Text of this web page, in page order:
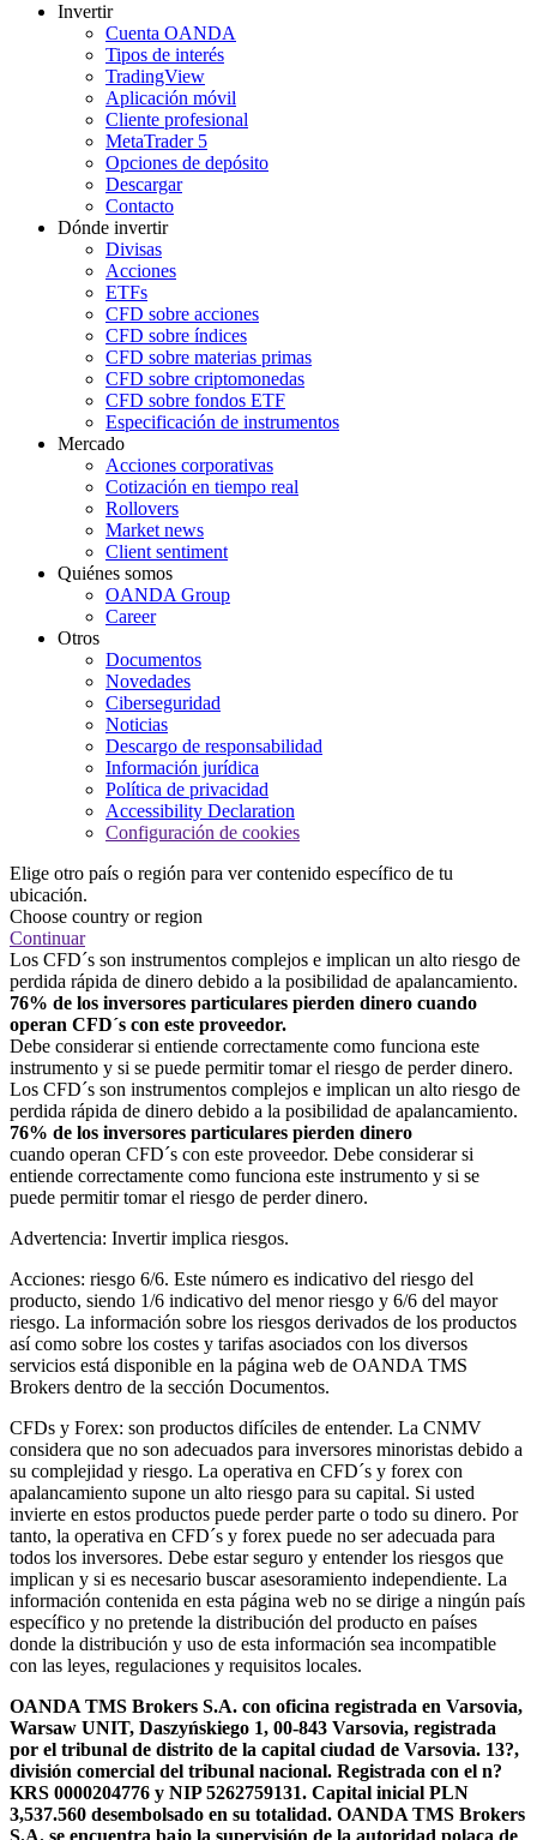
Invertir
Cuenta OANDA
Tipos de interés
TradingView
Aplicación móvil
Cliente profesional
MetaTrader 5
Opciones de depósito
Descargar
Contacto
Dónde invertir
Divisas
Acciones
ETFs
CFD sobre acciones
CFD sobre índices
CFD sobre materias primas
CFD sobre criptomonedas
CFD sobre fondos ETF
Especificación de instrumentos
Mercado
Acciones corporativas
Cotización en tiempo real
Rollovers
Market news
Client sentiment
Quiénes somos
OANDA Group
Career
Otros
Documentos
Novedades
Ciberseguridad
Noticias
Descargo de responsabilidad
Información jurídica
Política de privacidad
Accessibility Declaration
Configuración de cookies
Elige otro país o región para ver contenido específico de tu
ubicación.
Choose country or region
Continuar
Los CFD´s son instrumentos complejos e implican un alto riesgo de
perdida rápida de dinero debido a la posibilidad de apalancamiento.
76% de los inversores particulares pierden dinero cuando
operan CFD´s con este proveedor.
Debe considerar si entiende correctamente como funciona este
instrumento y si se puede permitir tomar el riesgo de perder dinero.
Los CFD´s son instrumentos complejos e implican un alto riesgo de
perdida rápida de dinero debido a la posibilidad de apalancamiento.
76% de los inversores particulares pierden dinero
cuando operan CFD´s con este proveedor. Debe considerar si
entiende correctamente como funciona este instrumento y si se
puede permitir tomar el riesgo de perder dinero.
Advertencia: Invertir implica riesgos.
Acciones: riesgo 6/6. Este número es indicativo del riesgo del
producto, siendo 1/6 indicativo del menor riesgo y 6/6 del mayor
riesgo. La información sobre los riesgos derivados de los productos
así como sobre los costes y tarifas asociados con los diversos
servicios está disponible en la página web de OANDA TMS
Brokers dentro de la sección Documentos.
CFDs y Forex: son productos difíciles de entender. La CNMV
considera que no son adecuados para inversores minoristas debido a
su complejidad y riesgo. La operativa en CFD´s y forex con
apalancamiento supone un alto riesgo para su capital. Si usted
invierte en estos productos puede perder parte o todo su dinero. Por
tanto, la operativa en CFD´s y forex puede no ser adecuada para
todos los inversores. Debe estar seguro y entender los riesgos que
implican y si es necesario buscar asesoramiento independiente. La
información contenida en esta página web no se dirige a ningún país
específico y no pretende la distribución del producto en países
donde la distribución y uso de esta información sea incompatible
con las leyes, regulaciones y requisitos locales.
OANDA TMS Brokers S.A. con oficina registrada en Varsovia,
Warsaw UNIT, Daszyńskiego 1, 00-843 Varsovia, registrada
por el tribunal de distrito de la capital ciudad de Varsovia. 13?,
división comercial del tribunal nacional. Registrada con el n?
KRS 0000204776 y NIP 5262759131. Capital inicial PLN
3,537.560 desembolsado en su totalidad. OANDA TMS Brokers